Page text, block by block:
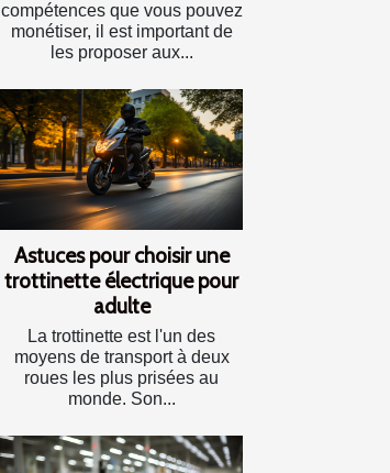
compétences que vous pouvez
monétiser, il est important de
les proposer aux...
Astuces pour choisir une
trottinette électrique pour
adulte
La trottinette est l'un des
moyens de transport à deux
roues les plus prisées au
monde. Son...